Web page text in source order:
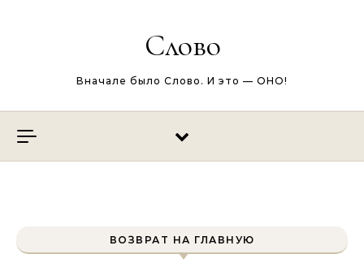
Слово
Вначале было Слово. И это — ОНО!
ВОЗВРАТ НА ГЛАВНУЮ